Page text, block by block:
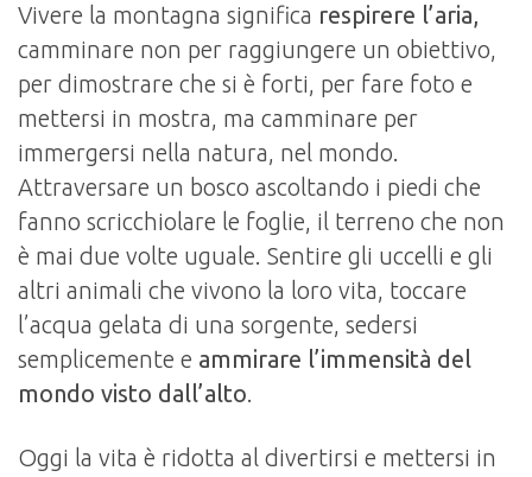
Vivere la montagna significa respirere l’aria,
camminare non per raggiungere un obiettivo,
per dimostrare che si è forti, per fare foto e
mettersi in mostra, ma camminare per
immergersi nella natura, nel mondo.
Attraversare un bosco ascoltando i piedi che
fanno scricchiolare le foglie, il terreno che non
è mai due volte uguale. Sentire gli uccelli e gli
altri animali che vivono la loro vita, toccare
l’acqua gelata di una sorgente, sedersi
semplicemente e ammirare l’immensità del
mondo visto dall’alto.
Oggi la vita è ridotta al divertirsi e mettersi in